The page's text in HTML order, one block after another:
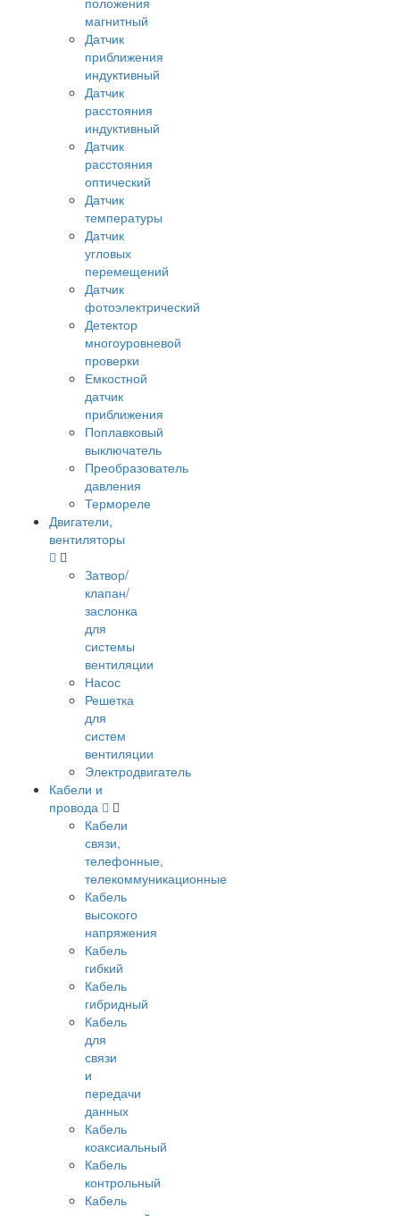
магнитный
Датчик
приближения
индуктивный
Датчик
расстояния
индуктивный
Датчик
расстояния
оптический
Датчик
температуры
Датчик
угловых
перемещений
Датчик
фотоэлектрический
Детектор
многоуровневой
проверки
Емкостной
датчик
приближения
Поплавковый
выключатель
Преобразователь
давления
Термореле
Двигатели,
вентиляторы
Затвор/
клапан/
заслонка
для
системы
вентиляции
Насос
Решетка
для
систем
вентиляции
Электродвигатель
Кабели и
провода
Кабели
связи,
телефонные,
телекоммуникационные
Кабель
высокого
напряжения
Кабель
гибкий
Кабель
гибридный
Кабель
для
связи
и
передачи
данных
Кабель
коаксиальный
Кабель
контрольный
Кабель